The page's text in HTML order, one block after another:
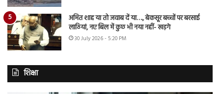
अमित शाह या तो जवाब दें या…., बेकसूर बच्चों पर बरसाई
लाठियां, नए बिल में कुछ भी नया नहीं- खड़गे
30 July 2026 - 5:20 PM
शिक्षा